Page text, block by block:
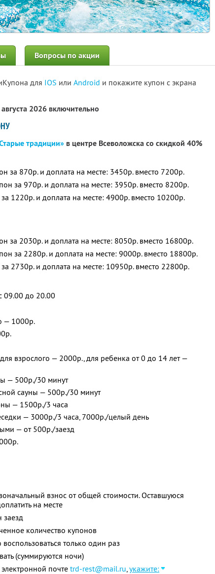
Вопросы по акции
для IOS или Android и покажите купон с экрана
2026 включительно
традиции» в центре Всеволожска со скидкой 40%
за 870р. и доплата на месте: 3450р. вместо 7200р.
за 970р. и доплата на месте: 3950р. вместо 8200р.
1220р. и доплата на месте: 4900р. вместо 10200р.
за 2030р. и доплата на месте: 8050р. вместо 16800р.
за 2280р. и доплата на месте: 9000р. вместо 18800р.
2730р. и доплата на месте: 10950р. вместо 22800р.
09.00 до 20.00
— 1000р.
взрослого — 2000р., для ребенка от 0 до 14 лет —
— 500р./30 минут
сауны — 500р./30 минут
— 1500р./3 часа
— 3000р./3 часа, 7000р./целый день
— от 500р./заезд
взнос от общей стоимости. Оставшуюся
на месте
заезд
количество купонов
только один раз
(суммируются ночи)
почте trd-rest@mail.ru, укажите: